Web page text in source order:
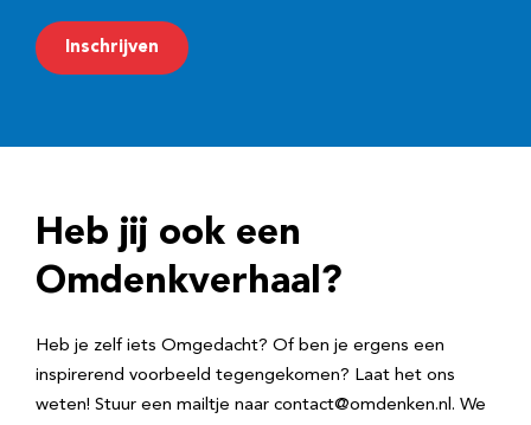
m
a
r
e
Inschrijven
Heb jij ook een
Omdenkverhaal?
Heb je zelf iets Omgedacht? Of ben je ergens een
inspirerend voorbeeld tegengekomen? Laat het ons
weten! Stuur een mailtje naar contact@omdenken.nl. We